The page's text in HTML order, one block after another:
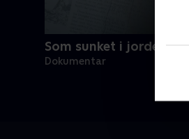
Som sunket i jorden
Dokumentar